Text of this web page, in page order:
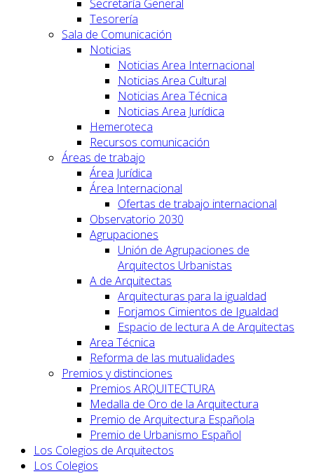
Secretaría General
Tesorería
Sala de Comunicación
Noticias
Noticias Area Internacional
Noticias Area Cultural
Noticias Area Técnica
Noticias Area Jurídica
Hemeroteca
Recursos comunicación
Áreas de trabajo
Área Jurídica
Área Internacional
Ofertas de trabajo internacional
Observatorio 2030
Agrupaciones
Unión de Agrupaciones de
Arquitectos Urbanistas
A de Arquitectas
Arquitecturas para la igualdad
Forjamos Cimientos de Igualdad
Espacio de lectura A de Arquitectas
Area Técnica
Reforma de las mutualidades
Premios y distinciones
Premios ARQUITECTURA
Medalla de Oro de la Arquitectura
Premio de Arquitectura Española
Premio de Urbanismo Español
Los Colegios de Arquitectos
Los Colegios